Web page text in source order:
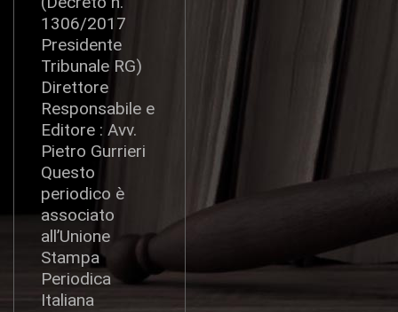
1306/2017
Presidente
Tribunale RG)
Direttore
Responsabile e
Editore : Avv.
Pietro Gurrieri
Questo
periodico è
associato
all’Unione
Stampa
Periodica
Italiana